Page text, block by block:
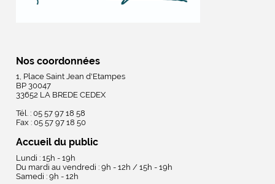
Nos coordonnées
1, Place Saint Jean d'Etampes
BP 30047
33652 LA BREDE CEDEX
Tél. : 05 57 97 18 58
Fax : 05 57 97 18 50
Accueil du public
Lundi : 15h - 19h
Du mardi au vendredi : 9h - 12h / 15h - 19h
Samedi : 9h - 12h